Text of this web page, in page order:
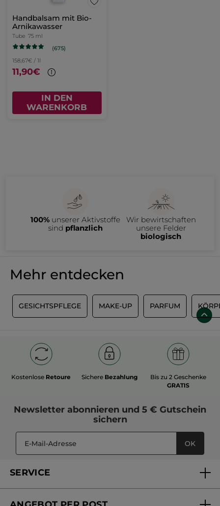
Handbalsam mit Bio-
Arnikawasser
Tube 75 ml
(675)
158,67€ / 1l
11,90€
IN DEN
WARENKORB
100%unserer Aktivstoffe
sind pflanzlich
Wir bewirtschaften
unsere Felder
biologisch
Mehr entdecken
GESICHTSPFLEGE MAKE-UP PARFUM
Kostenlose Retoure Sichere Bezahlung
Bis zu 2 Geschenke
GRATIS
Newsletter abonnieren und 5 € Gutschein
sichern
OK
SERVICE